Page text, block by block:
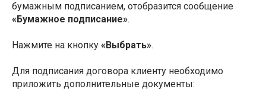
бумажным подписанием, отобразится сообщение
«Бумажное подписание».
Нажмите на кнопку «Выбрать».
Для подписания договора клиенту необходимо
приложить дополнительные документы: